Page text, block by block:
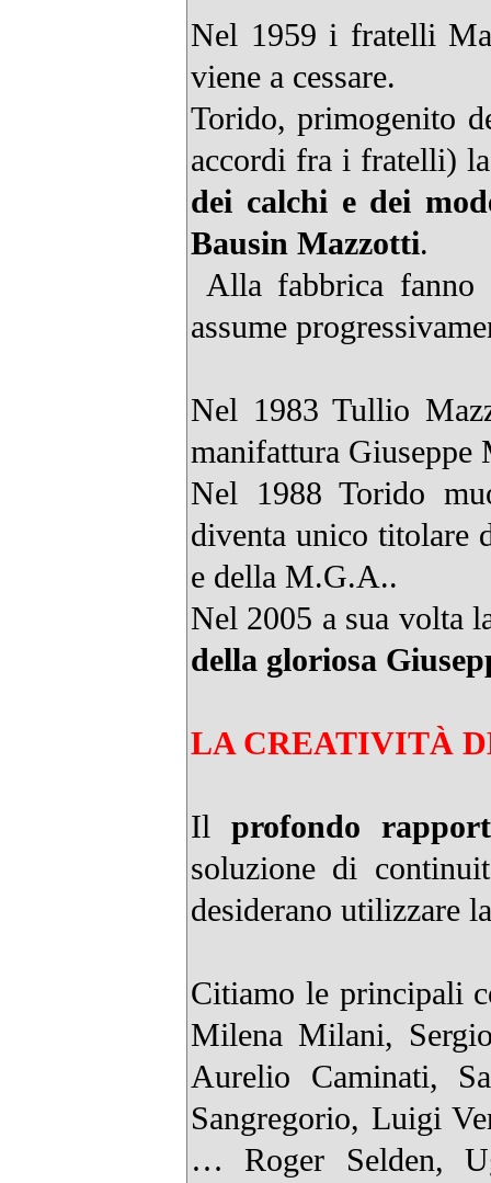
Nel 1959 i fratelli
viene a cessare.
Torido, primogenito
accordi fra i fratelli)
dei calchi e dei
Bausin Mazzotti.
Alla fabbrica
assume
Nel 1983 Tullio
manifattura Giuseppe
Nel 1988 Torido
diventa unico titolare
e della M.G.A..
Nel 2005 a sua volta
della gloriosa
LA CREATIVITÀ
Il profondo
soluzione di
desiderano utilizzare
Citiamo le principali
Milena Milani,
Aurelio Caminati,
Sangregorio, Luigi
… Roger Selden,